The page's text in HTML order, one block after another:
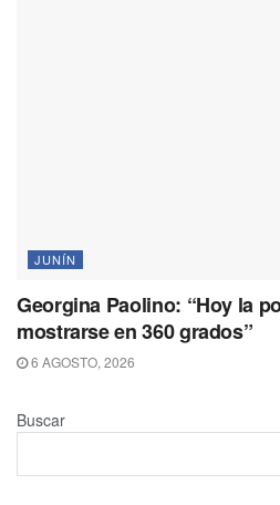
JUNÍN
Georgina Paolino: “Hoy la
mostrarse en 360 grados”
6 AGOSTO, 2026
Buscar